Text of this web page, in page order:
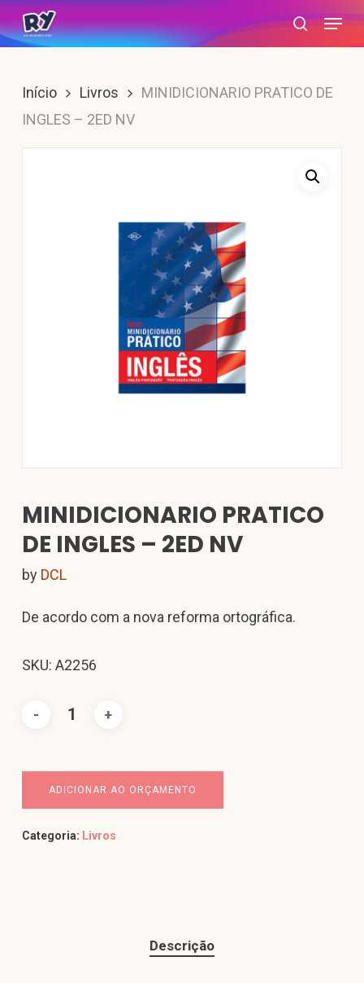
Skip
to
content
search
Menu
Início Livros
MINIDICIONARIO PRATICO DE
INGLES – 2ED NV
MINIDICIONARIO PRATICO
DE INGLES – 2ED NV
by DCL
De acordo com a nova reforma ortográfica.
SKU: A2256
ADICIONAR AO ORÇAMENTO
Categoria: Livros
Descrição